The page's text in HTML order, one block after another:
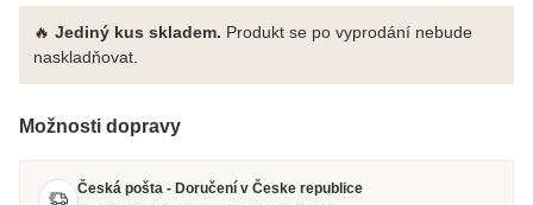
🔥 Jediný kus skladem. Produkt se po vyprodání nebude
naskladňovat.
Možnosti dopravy
Česká pošta - Doručení v Česke republice